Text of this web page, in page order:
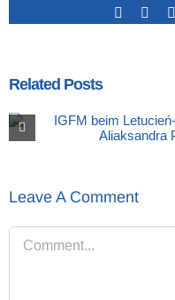
Facebook
Related Posts
Leave A Comment
Comment